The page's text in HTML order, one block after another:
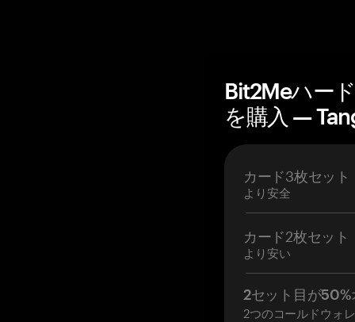
Bit2Meハー
を購入 —
カード3枚セット
より安全
カード2枚セット
より安い
2セット目が50%
2つのコールドウォ